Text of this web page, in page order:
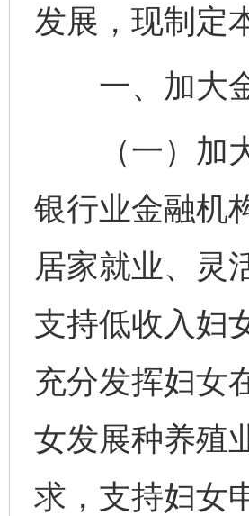
发展，现制定
一、加大金
（一）加大
银行业金融机
居家就业、灵
支持低收入妇
充分发挥妇女
女发展种养殖
求，支持妇女